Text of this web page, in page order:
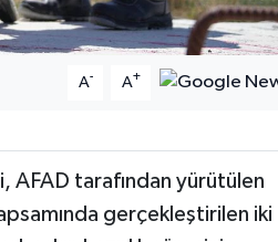
A- A+
AFAD tarafından yürütülen
gerçekleştirilen iki